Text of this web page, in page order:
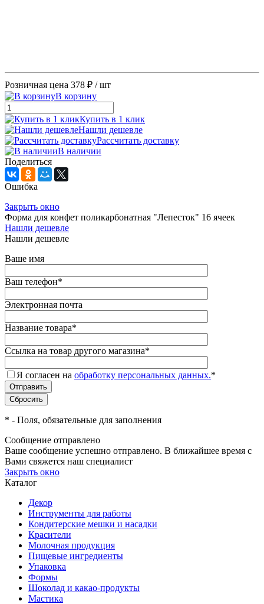
Розничная цена 378 ₽ / шт
В корзину
Купить в 1 клик
Нашли дешевле
Рассчитать доставку
В наличии
Поделиться
Ошибка
Закрыть окно
Форма для конфет поликарбонатная "Лепесток" 16 ячеек
Нашли дешевле
Нашли дешевле
Ваше имя
Ваш телефон*
Электронная почта
Название товара*
Ссылка на товар другого магазина*
Я согласен на обработку персональных данных.*
* - Поля, обязательные для заполнения
Сообщение отправлено
Ваше сообщение успешно отправлено. В ближайшее время с
Вами свяжется наш специалист
Закрыть окно
Каталог
Декор
Инструменты для работы
Кондитерские мешки и насадки
Красители
Молочная продукция
Пищевые ингредиенты
Упаковка
Формы
Шоколад и какао-продукты
Мастика